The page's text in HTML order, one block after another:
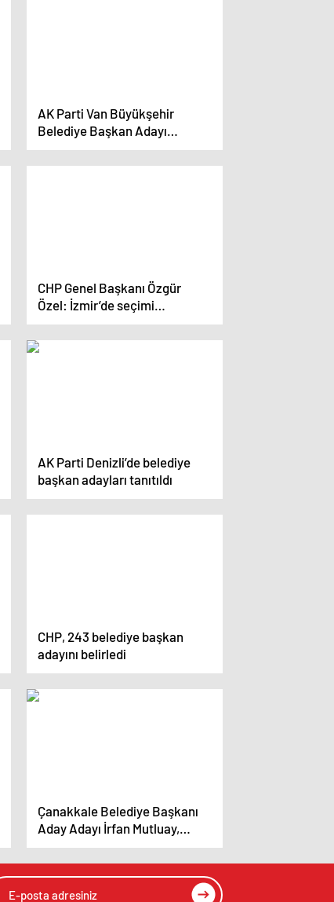
AK Parti Van Büyükşehir
Belediye Başkan Adayı
Abdulahat Arvas Projelerini
Açıkladı
CHP Genel Başkanı Özgür
Özel: İzmir’de seçimi
kazanacağız
AK Parti Denizli’de belediye
başkan adayları tanıtıldı
CHP, 243 belediye başkan
adayını belirledi
Çanakkale Belediye Başkanı
Aday Adayı İrfan Mutluay,
Muharrem Erkek’in atama
olarak aday gösterilmesine
tepki gösterdi